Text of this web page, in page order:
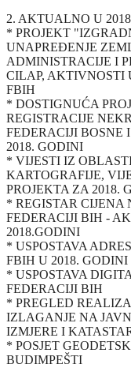
2. AKTUALNO U
* PROJEKT
UNAPREĐENJE
ADMINISTRACIJE I
CILAP, AKTIVNOSTI
FBIH
* DOSTIGNUĆA
REGISTRACIJE
FEDERACIJI BOSNE
2018. GODINI
* VIJESTI IZ
KARTOGRAFIJE,
PROJEKTA ZA 2018.
* REGISTAR CIJENA
FEDERACIJI BIH -
2018.GODINI
* USPOSTAVA
FBIH U 2018. GODINI
* USPOSTAVA
FEDERACIJI BIH
* PREGLED
IZLAGANJE NA
IZMJERE I
* POSJET
BUDIMPEŠTI